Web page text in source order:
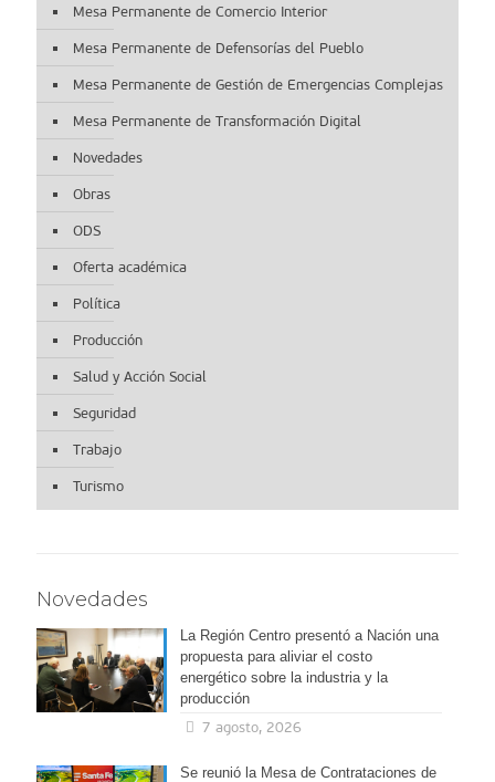
Mesa Permanente de Comercio Interior
Mesa Permanente de Defensorías del Pueblo
Mesa Permanente de Gestión de Emergencias Complejas
Mesa Permanente de Transformación Digital
Novedades
Obras
ODS
Oferta académica
Política
Producción
Salud y Acción Social
Seguridad
Trabajo
Turismo
Novedades
La Región Centro presentó a Nación una
propuesta para aliviar el costo
energético sobre la industria y la
producción
7 agosto, 2026
Se reunió la Mesa de Contrataciones de